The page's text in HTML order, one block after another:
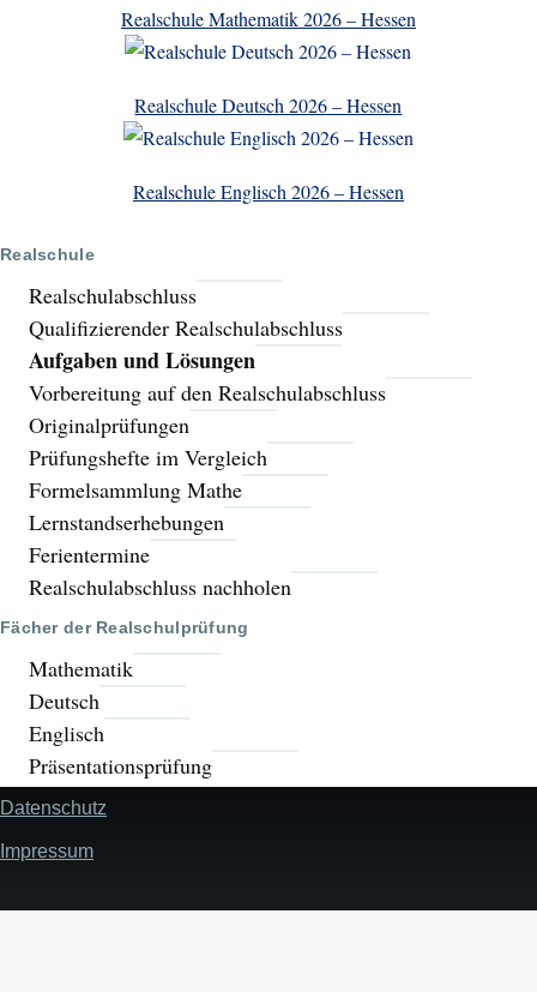
Realschule Mathematik 2026 – Hessen
Realschule Deutsch 2026 – Hessen
Realschule Englisch 2026 – Hessen
Realschule
Realschulabschluss
Qualifizierender Realschulabschluss
Aufgaben und Lösungen
Vorbereitung auf den Realschulabschluss
Originalprüfungen
Prüfungshefte im Vergleich
Formelsammlung Mathe
Lernstandserhebungen
Ferientermine
Realschulabschluss nachholen
Fächer der Realschulprüfung
Mathematik
Deutsch
Englisch
Präsentationsprüfung
Fußzeile
Datenschutz
Impressum